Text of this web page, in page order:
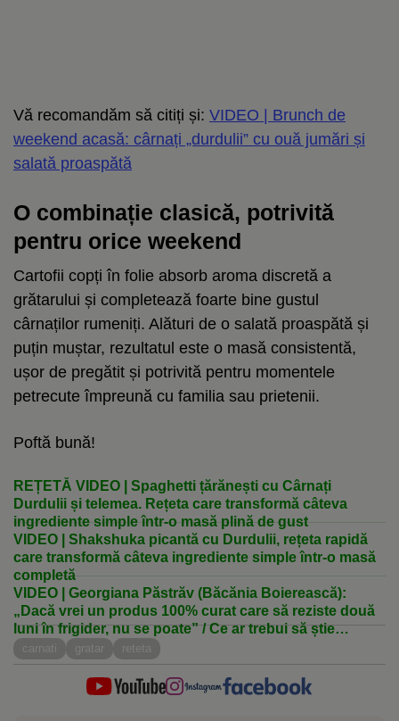
Vă recomandăm să citiți și: VIDEO | Brunch de
weekend acasă: cârnați „durdulii” cu ouă jumări și
salată proaspătă
O combinație clasică, potrivită
pentru orice weekend
Cartofii copți în folie absorb aroma discretă a
grătarului și completează foarte bine gustul
cârnaților rumeniți. Alături de o salată proaspătă și
puțin muștar, rezultatul este o masă consistentă,
ușor de pregătit și potrivită pentru momentele
petrecute împreună cu familia sau prietenii.
Poftă bună!
REȚETĂ VIDEO | Spaghetti țărănești cu Cârnați
Durdulii și telemea. Rețeta care transformă câteva
ingrediente simple într-o masă plină de gust
VIDEO | Shakshuka picantă cu Durdulii, rețeta rapidă
care transformă câteva ingrediente simple într-o masă
completă
VIDEO | Georgiana Păstrăv (Băcănia Boierească):
„Dacă vrei un produs 100% curat care să reziste două
luni în frigider, nu se poate” / Ce ar trebui să știe
consumatorii când cumpără mezeluri
carnati gratar reteta